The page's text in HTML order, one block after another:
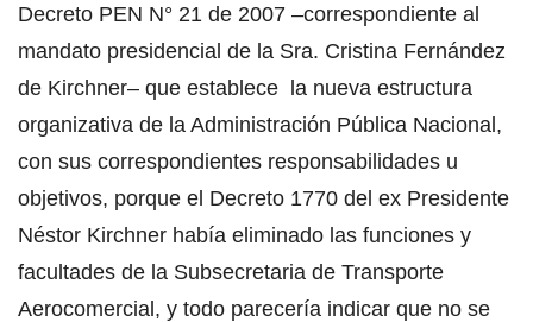
Decreto PEN N° 21 de 2007 –correspondiente al
mandato presidencial de la Sra. Cristina Fernández
de Kirchner– que establece la nueva estructura
organizativa de la Administración Pública Nacional,
con sus correspondientes responsabilidades u
objetivos, porque el Decreto 1770 del ex Presidente
Néstor Kirchner había eliminado las funciones y
facultades de la Subsecretaria de Transporte
Aerocomercial, y todo parecería indicar que no se